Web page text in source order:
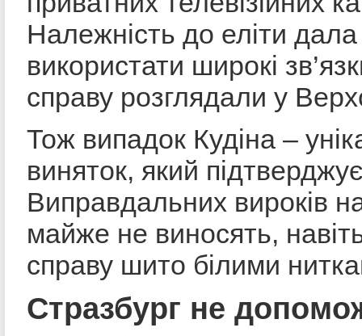
Належність до еліти
використати широкі
справу розглядали у
Тож випадок Кудіна –
виняток, який
Виправдальних вироків
майже не виносять,
справу шито білими
Стразбург не